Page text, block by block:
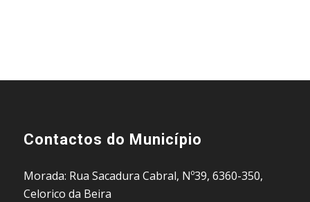
Contactos do Município
Morada: Rua Sacadura Cabral, Nº39, 6360-350,
Celorico da Beira